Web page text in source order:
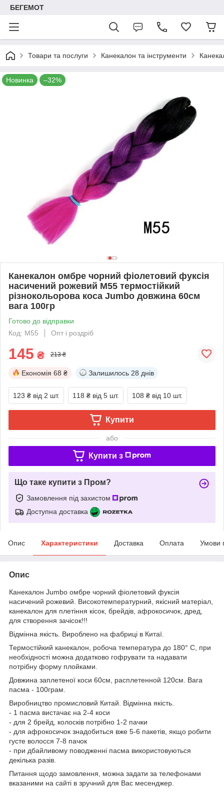
БЕГЕМОТ
Товари та послуги Канекалон та інструменти
Новинка –32%
Канекалон омбре чорний фіолетовий фуксія
насичений рожевий М55 термостійкий
різнокольорова коса Jumbo довжина 60см
вага 100гр
Готово до відправки
Код: М55
Опт і роздріб
145 ₴ 213 ₴
Економія 68 ₴ Залишилось 28 днів
123 ₴ від 2 шт. 118 ₴ від 5 шт. 108 ₴ від 10 шт.
Купити
або
Купити з
Що таке купити з Пром?
Замовлення під захистом
Доступна доставка
Опис Характеристики Доставка Оплата Умови
Опис
Канекалон Jumbo омбре чорний фіолетовий фуксія
насичений рожевий. Високотемпературний, якісний матеріал,
канекалон для плетіння кісок, брейдів, афрокосичок, дред,
для створення зачісок!!!
Відмінна якість. Вироблено на фабриці в Китаї.
Термостійкий канекалон, робоча температура до 180° С, при
необхідності можна додатково гофрувати та надавати
потрібну форму плойками.
Довжина заплетеної коси 60см, расплетенной 120см. Вага
пасма - 100грам.
Виробництво промисловий Китай. Відмінна якість.
- 1 пасма вистачає на 2-4 коси
- для 2 брейд, колосків потрібно 1-2 пачки
- для афрокосичок знадобиться вже 5-6 пакетів, якщо робити
густе волосся 7-8 пачок
- при дбайливому поводженні пасма використовуються
декілька разів.
Питання щодо замовлення, можна задати за телефонами
вказаними на сайті в зручний для Вас месенджер.